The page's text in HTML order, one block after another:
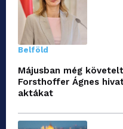
Belföld
Májusban még
Forsthoffer Ágnes
aktákat